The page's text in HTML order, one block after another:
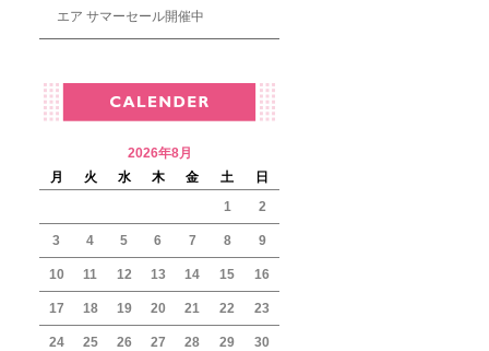
エア サマーセール開催中
2026年8月
月
火 水 木 金 土
日
1
2
3 4 5 6 7 8 9
10 11 12 13 14 15 16
17 18 19 20 21 22 23
24 25 26 27 28 29 30